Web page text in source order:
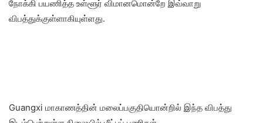
நோக்கி பயணித்த உள்ளூர் விமானமொன்றே இவ்வாறு
விபத்துக்குள்ளாகியுள்ளது.
Guangxi மாகாணத்தின் மலைப்பகுதியொன்றில் இந்த விபத்து